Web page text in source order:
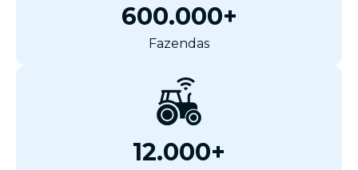
600.000+
Fazendas
12.000+